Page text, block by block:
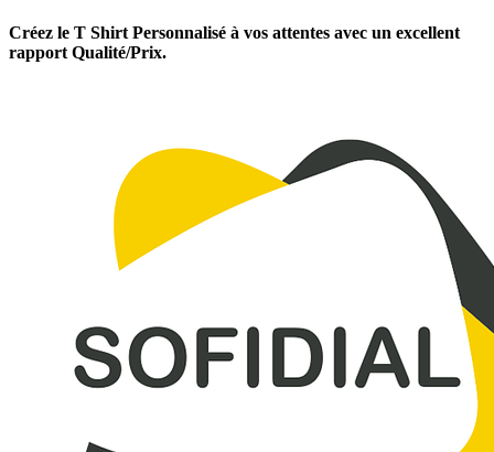
Créez le T Shirt Personnalisé à vos attentes avec un excellent
rapport Qualité/Prix.